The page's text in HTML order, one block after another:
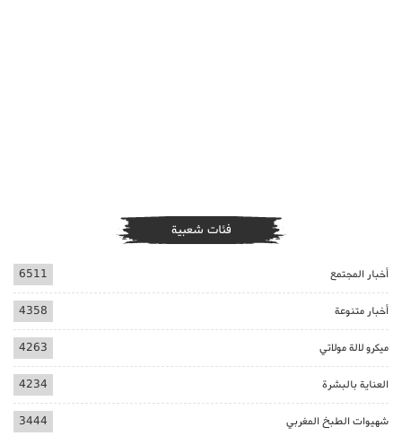
فئات شعبية
أخبار المجتمع 6511
أخبار متنوعة 4358
ميكرو لالة مولاتي 4263
العناية بالبشرة 4234
شهيوات الطبخ المغربي 3444